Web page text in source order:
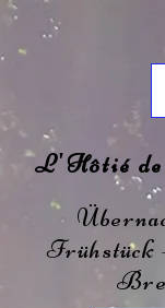
L'Hôtié
Frühstück